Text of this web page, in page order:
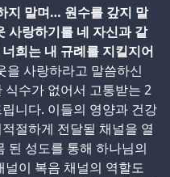
지 말며… 원수를 갚지 말
사랑하기를 네 자신과 같
희는 내 규례를 지킬지어
을 사랑하라고 말씀하신
수가 없어서 고통받는 2
니다. 이들의 영양과 건강
절하게 전달될 채널을 열
된 성도를 통해 하나님의
이 복음 채널의 역할도